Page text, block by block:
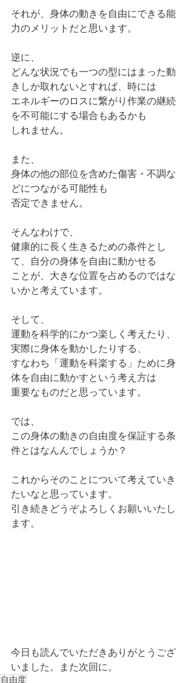
それが、身体の動きを自由にできる能
力のメリットだと思います。
逆に、
どんな状況でも一つの型にはまった動
きしか取れないとすれば、時には
エネルギーのロスに繋がり作業の継続
を不可能にする場合もあるかも
しれません。
また、
身体の他の部位を含めた傷害・不調な
どにつながる可能性も
否定できません。
そんなわけで、
健康的に長く生きるための条件とし
て、自分の身体を自由に動かせる
ことが、大きな位置を占めるのではな
いかと考えています。
そして、
運動を科学的にかつ楽しく考えたり、
実際に身体を動かしたりする、
すなわち「運動を科楽する」ために身
体を自由に動かすという考え方は
重要なものだと思っています。
では、
この身体の動きの自由度を保証する条
件とはなんんでしょうか？
これからそのことについて考えていき
たいなと思っています。
引き続きどうぞよろしくお願いいたし
ます。
今日も読んでいただきありがとうござ
いました。また次回に。
自由度